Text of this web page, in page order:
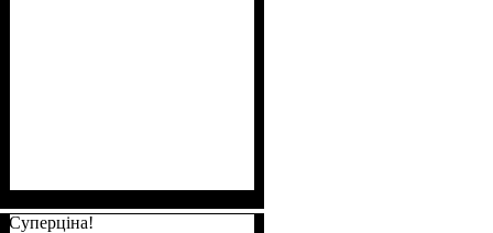
Суперціна!